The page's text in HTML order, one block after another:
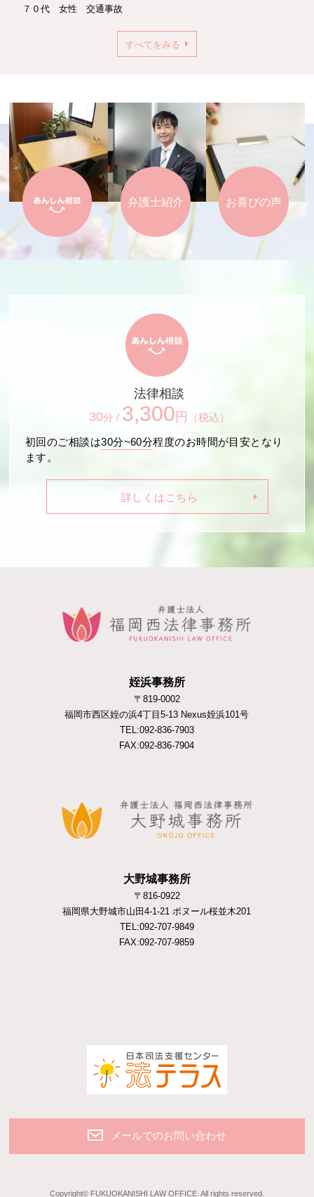
７０代 女性 交通事故
すべてをみる
弁護士紹介 お喜びの声
法律相談
30分 / 3,300 円 （税込）
初回のご相談は30分~60分程度のお時間が目安となり
ます。
詳しくはこちら
姪浜事務所
〒819-0002
福岡市西区姪の浜4丁目5-13 Nexus姪浜101号
TEL:092-836-7903
FAX:092-836-7904
大野城事務所
〒816-0922
福岡県大野城市山田4-1-21 ボヌール桜並木201
TEL:092-707-9849
FAX:092-707-9859
メールでのお問い合わせ
Copyright© FUKUOKANISHI LAW OFFICE. All rights reserved.